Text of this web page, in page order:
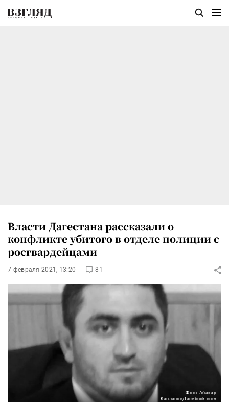
Власти Дагестана рассказали о
конфликте убитого в отделе полиции с
росгвардейцами
7 февраля 2021, 13:20 81
Фото: Абакар
Капланов/facebook.com